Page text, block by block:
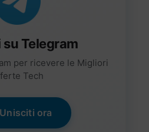
su Telegram
per ricevere le Migliori
Tech
Unisciti ora